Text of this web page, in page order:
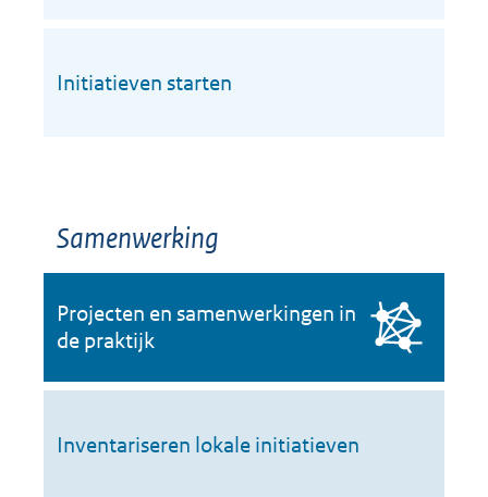
Initiatieven starten
Samenwerking
Projecten en samenwerkingen in
de praktijk
Inventariseren lokale initiatieven